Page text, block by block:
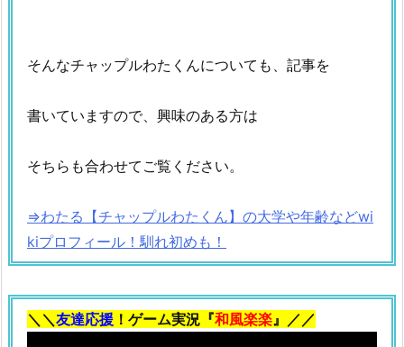
そんなチャップルわたくんについても、記事を
書いていますので、興味のある方は
そちらも合わせてご覧ください。
⇒わたる【チャップルわたくん】の大学や年齢などwi
kiプロフィール！馴れ初めも！
＼＼友達応援 ！ゲーム実況『和風楽楽』／／